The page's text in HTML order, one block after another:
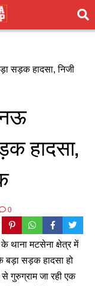
हादसा,
0
थाना मटसेना क्षेत्र में
सड़क हादसा हो
गुरुग्राम जा रही एक